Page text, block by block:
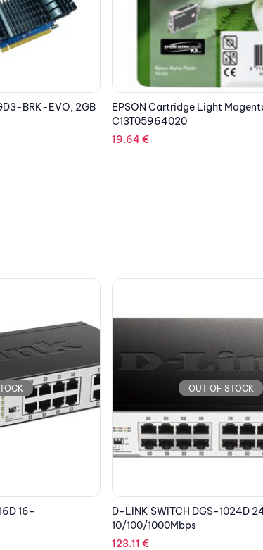
EPSON Auto Take up
1,877.57€
24-Port
OUT OF STOCK
D-LINK SWITCH DES-1210-28P
Ethernet Smart
400.14€